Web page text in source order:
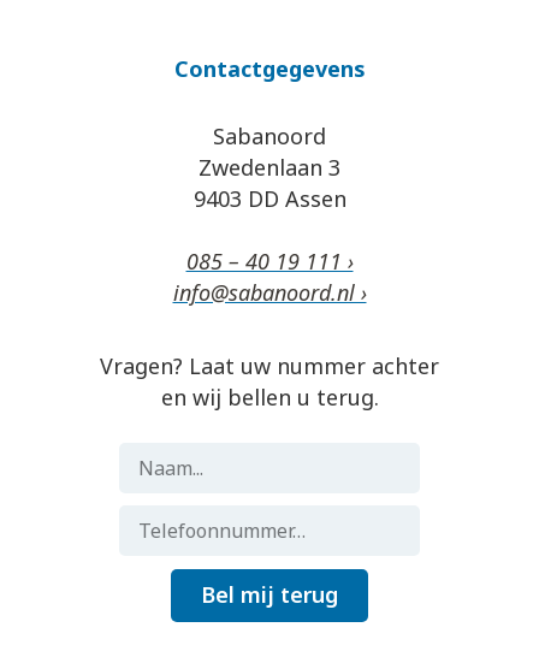
Contactgegevens
Sabanoord
Zwedenlaan 3
9403 DD Assen
085 – 40 19 111 ›
info@sabanoord.nl ›
Vragen? Laat uw nummer achter
en wij bellen u terug.
Bel mij terug